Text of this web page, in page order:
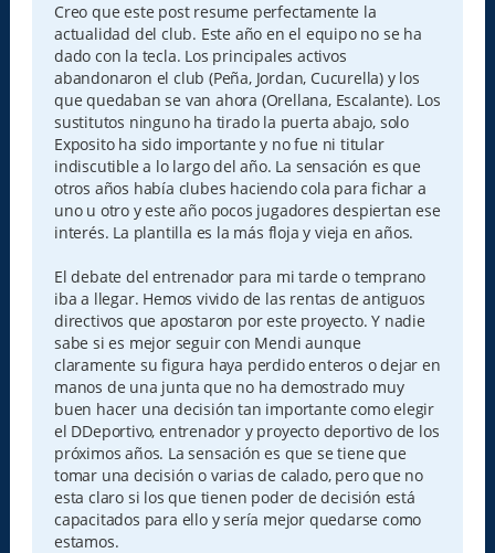
s
a
j
e
Creo que este post resume perfectamente la
actualidad del club. Este año en el equipo no se ha
dado con la tecla. Los principales activos
abandonaron el club (Peña, Jordan, Cucurella) y los
que quedaban se van ahora (Orellana, Escalante). Los
sustitutos ninguno ha tirado la puerta abajo, solo
Exposito ha sido importante y no fue ni titular
indiscutible a lo largo del año. La sensación es que
otros años había clubes haciendo cola para fichar a
uno u otro y este año pocos jugadores despiertan ese
interés. La plantilla es la más floja y vieja en años.
El debate del entrenador para mi tarde o temprano
iba a llegar. Hemos vivido de las rentas de antiguos
directivos que apostaron por este proyecto. Y nadie
sabe si es mejor seguir con Mendi aunque
claramente su figura haya perdido enteros o dejar en
manos de una junta que no ha demostrado muy
buen hacer una decisión tan importante como elegir
el DDeportivo, entrenador y proyecto deportivo de los
próximos años. La sensación es que se tiene que
tomar una decisión o varias de calado, pero que no
esta claro si los que tienen poder de decisión está
capacitados para ello y sería mejor quedarse como
estamos.